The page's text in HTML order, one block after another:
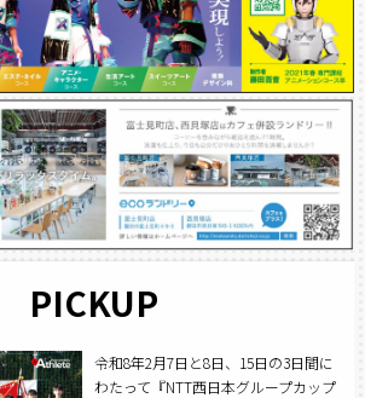
PICKUP
令和8年2月7日と8日、15日の3日間に
わたって『NTT西日本グループカップ